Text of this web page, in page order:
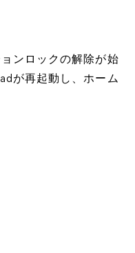
ンロックの解除が始
が再起動し、ホーム